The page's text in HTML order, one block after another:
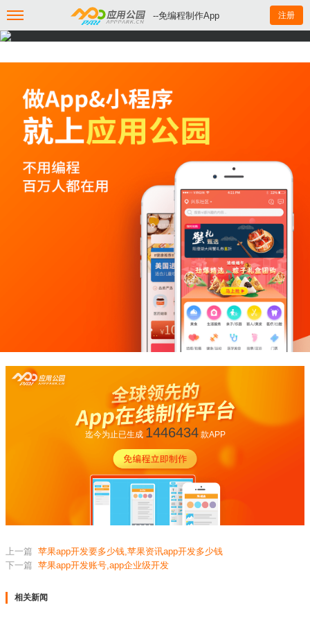
--免编程制作App 注册
迄今为止已生成 1446434款APP
上一篇 苹果app开发要多少钱,苹果资讯app开发多少钱
下一篇 苹果app开发账号,app企业级开发
相关新闻